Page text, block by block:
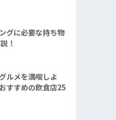
グに必要な持ち物
！
ルメを満喫しよ
すすめの飲食店25